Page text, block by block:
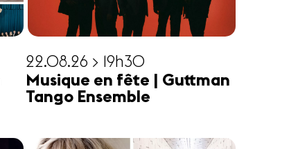
22.08.26 > 19h30
Musique en fête | Guttman
Tango Ensemble